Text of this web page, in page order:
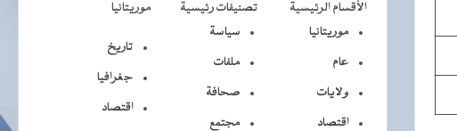
الأقسام الرئيسية تصنيفات رئيسية
موريتانيا
موريتانيا
عام
ولايات
اقتصاد
سياسة
ملفات
صحافة
مجتمع
تاريخ
جغرافيا
اقتصاد